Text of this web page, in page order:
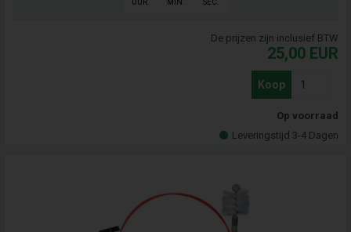
De prijzen zijn inclusief BTW
25,00 EUR
Koop
Op voorraad
Leveringstijd 3-4 Dagen